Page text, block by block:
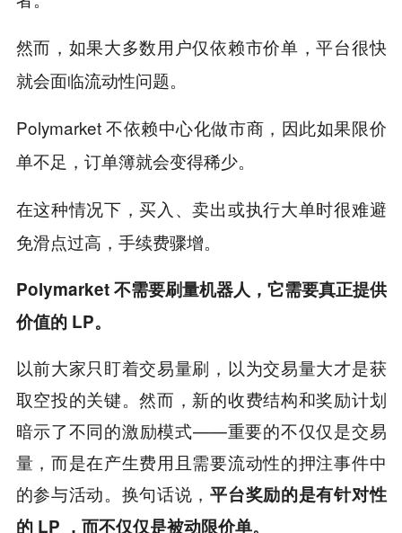
然而，如果大多数用户仅依赖市价单，平台很快
就会面临流动性问题。
Polymarket 不依赖中心化做市商，因此如果限价
单不足，订单簿就会变得稀少。
在这种情况下，买入、卖出或执行大单时很难避
免滑点过高，手续费骤增。
Polymarket 不需要刷量机器人，它需要真正提供
价值的 LP。
以前大家只盯着交易量刷，以为交易量大才是获
取空投的关键。然而，新的收费结构和奖励计划
暗示了不同的激励模式——重要的不仅仅是交易
量，而是在产生费用且需要流动性的押注事件中
的参与活动。换句话说，平台奖励的是有针对性
的 LP ，而不仅仅是被动限价单。